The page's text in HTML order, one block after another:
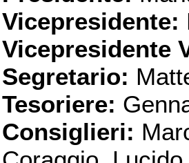
Vicepresidente:
Vicepresidente
Segretario:
Tesoriere:
Consiglieri: